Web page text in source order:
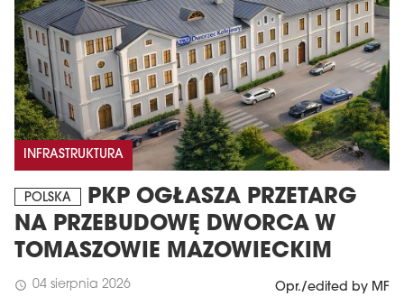
INFRASTRUKTURA
POLSKA
PKP OGŁASZA PRZETARG
NA PRZEBUDOWĘ DWORCA W
TOMASZOWIE MAZOWIECKIM
schedule 04 sierpnia 2026 Opr./edited by MF